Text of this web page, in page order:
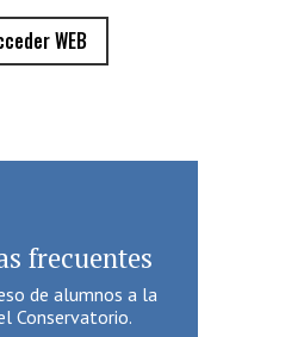
WEB
frecuentes
de alumnos a la
Conservatorio.